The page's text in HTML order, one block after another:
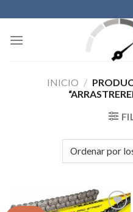
to
content
INICIO /